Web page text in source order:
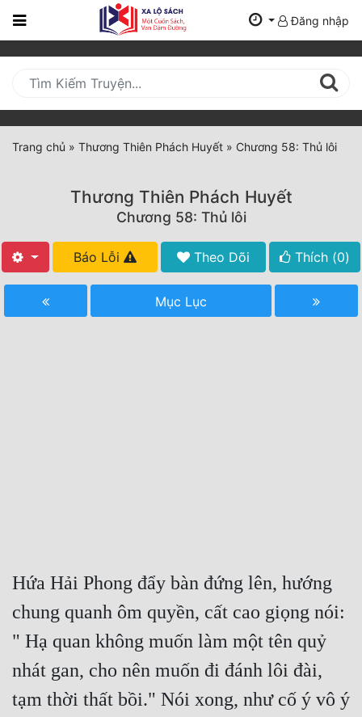
Trang
Mới
Cập
Nhật
(current)
Tất Cả
Xa Lộ Dịch
Cung Đấu
Cạnh Kỹ
Cổ Tiên Hiệp
Đăng nhập
Trang chủ » Thương Thiên Phách Huyết » Chương 58: Thủ lôi
Thương Thiên Phách Huyết
Chương 58: Thủ lôi
Báo Lỗi Theo Dõi Thích (0)
Mục Lục
Hứa Hải Phong đẩy bàn đứng lên, hướng
chung quanh ôm quyền, cất cao giọng nói:
" Hạ quan không muốn làm một tên quỷ
nhát gan, cho nên muốn đi đánh lôi đài,
tạm thời thất bồi." Nói xong, như cố ý vô ý